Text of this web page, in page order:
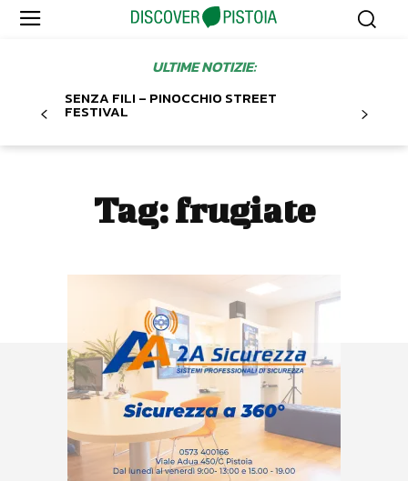
ULTIME NOTIZIE:
SENZA FILI – PINOCCHIO STREET
FESTIVAL
Tag:frugiate